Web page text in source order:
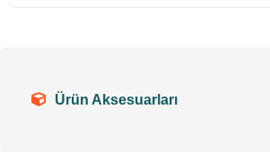
Ürün Aksesuarları